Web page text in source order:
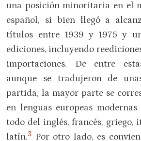
una posición minoritaria en el
español, si bien llegó a
títulos entre 1939 y 1975 y
ediciones, incluyendo
importaciones. De entre
aunque se tradujeron de
partida, la mayor parte se
en lenguas europeas
todo del inglés, francés, griego,
latín.3
Por otro lado, es